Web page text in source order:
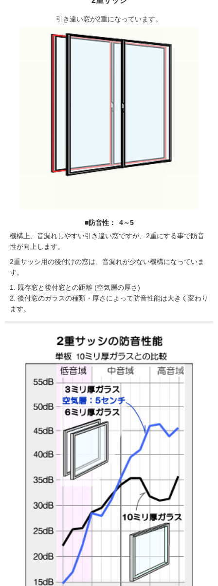
引き違い窓が2重になっています。
■防音性： 4～5
機構上、音漏れしやすい引き違い窓ですが、2重にする事で防音
性が向上します。
2重サッシ用の後付けの窓は、音漏れが少ない機構になっていま
す。
1. 既存窓と後付窓との距離 (空気層の厚さ)
2. 後付窓のガラスの種類・厚さによって防音性能は大きく変わり
ます。